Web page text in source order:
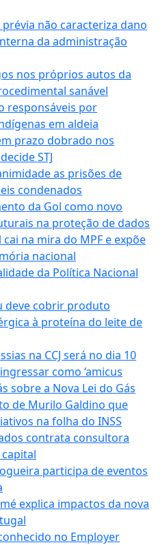
não caracteriza dano
da administração
nos próprios autos da
sanável
responsáveis por
em aldeia
prazo dobrado nos
STJ
as prisões de
condenados
da Gol como novo
na proteção de dados
na mira do MPF e expõe
nacional
da Política Nacional
deve cobrir produto
à proteína do leite de
na CCJ será no dia 10
como ‘amicus
sobre a Nova Lei do Gás
de Murilo Galdino que
na folha do INSS
contrata consultora
participa de eventos
explica impactos da nova
no Employer